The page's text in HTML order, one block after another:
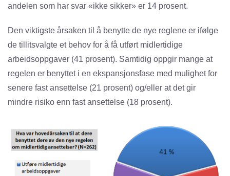
andelen som har svar «ikke sikker» er 14 prosent.
Den viktigste årsaken til å benytte de nye reglene er ifølge
de tillitsvalgte et behov for å få utført midlertidige
arbeidsoppgaver (41 prosent). Samtidig oppgir mange at
regelen er benyttet i en ekspansjonsfase med mulighet for
senere fast ansettelse (21 prosent) og/eller at det gir
mindre risiko enn fast ansettelse (18 prosent).